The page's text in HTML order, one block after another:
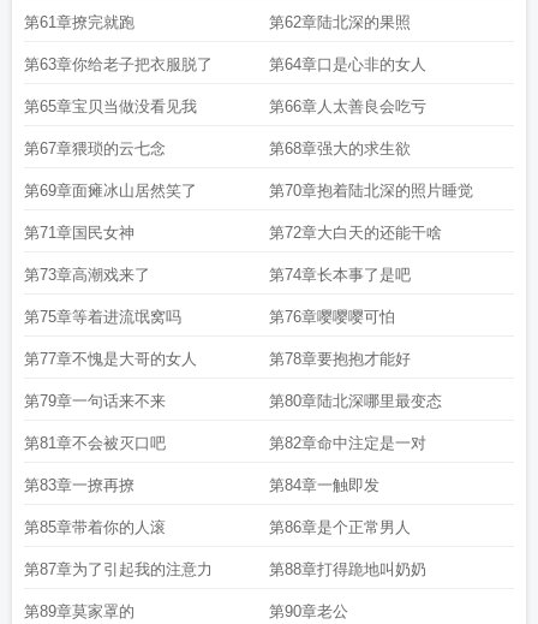
第61章撩完就跑 第62章陆北深的果照
第63章你给老子把衣服脱了 第64章口是心非的女人
第65章宝贝当做没看见我 第66章人太善良会吃亏
第67章猥琐的云七念 第68章强大的求生欲
第69章面瘫冰山居然笑了 第70章抱着陆北深的照片睡觉
第71章国民女神 第72章大白天的还能干啥
第73章高潮戏来了 第74章长本事了是吧
第75章等着进流氓窝吗 第76章嘤嘤嘤可怕
第77章不愧是大哥的女人 第78章要抱抱才能好
第79章一句话来不来 第80章陆北深哪里最变态
第81章不会被灭口吧 第82章命中注定是一对
第83章一撩再撩 第84章一触即发
第85章带着你的人滚 第86章是个正常男人
第87章为了引起我的注意力 第88章打得跪地叫奶奶
第89章莫家罩的 第90章老公